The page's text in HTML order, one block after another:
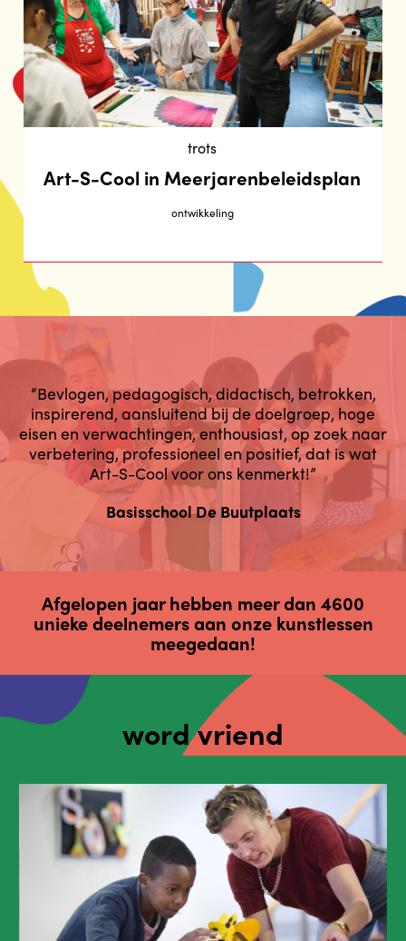
trots
Art-S-Cool in Meerjarenbeleidsplan
ontwikkeling
“Bevlogen, pedagogisch, didactisch, betrokken,
inspirerend, aansluitend bij de doelgroep, hoge
eisen en verwachtingen, enthousiast, op zoek naar
verbetering, professioneel en positief, dat is wat
Art-S-Cool voor ons kenmerkt!”
Basisschool De Buutplaats
Afgelopen jaar hebben meer dan 4600
unieke deelnemers aan onze kunstlessen
meegedaan!
word vriend